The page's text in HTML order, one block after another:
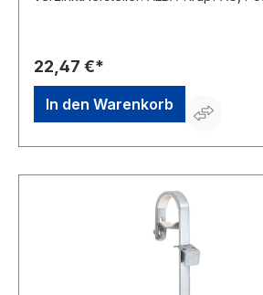
22,47 €*
In den Warenkorb